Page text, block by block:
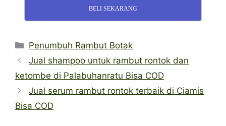
BELI SEKARANG
Categories
Penumbuh Rambut Botak
Jual shampoo untuk rambut rontok dan
ketombe di Palabuhanratu Bisa COD
Jual serum rambut rontok terbaik di Ciamis
Bisa COD